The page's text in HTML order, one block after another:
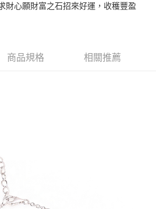
財心願財富之石招來好運，收穫豐盈
商品規格 相關推薦